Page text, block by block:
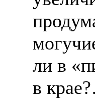
ли в
в